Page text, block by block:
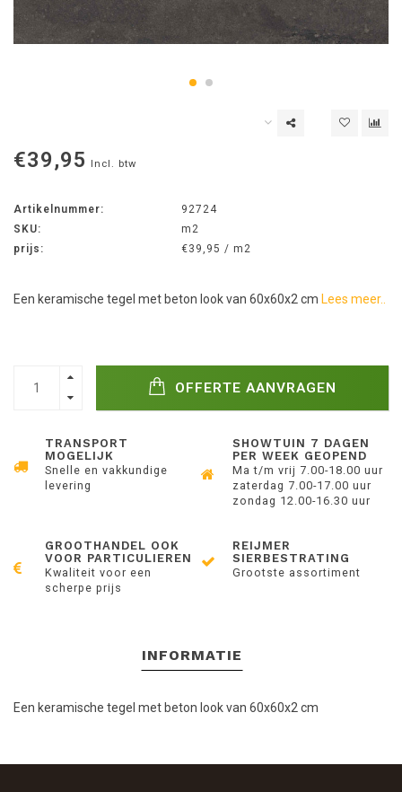
€39,95 Incl. btw
Artikelnummer:
92724
SKU:
m2
prijs:
€39,95 / m2
Een keramische tegel met beton look van 60x60x2 cm Lees meer..
OFFERTE AANVRAGEN
TRANSPORT
MOGELIJK
Snelle en vakkundige
levering
SHOWTUIN 7 DAGEN
PER WEEK GEOPEND
Ma t/m vrij 7.00-18.00 uur
zaterdag 7.00-17.00 uur
zondag 12.00-16.30 uur
GROOTHANDEL OOK
VOOR PARTICULIEREN
Kwaliteit voor een
scherpe prijs
REIJMER
SIERBESTRATING
Grootste assortiment
INFORMATIE
Een keramische tegel met beton look van 60x60x2 cm